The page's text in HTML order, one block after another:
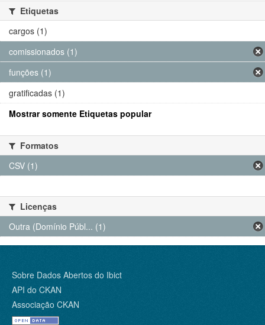
Etiquetas
cargos (1)
comissionados (1)
funções (1)
gratificadas (1)
Mostrar somente Etiquetas popular
Formatos
CSV (1)
Licenças
Outra (Domínio Públ... (1)
Sobre Dados Abertos do Ibict
API do CKAN
Associação CKAN